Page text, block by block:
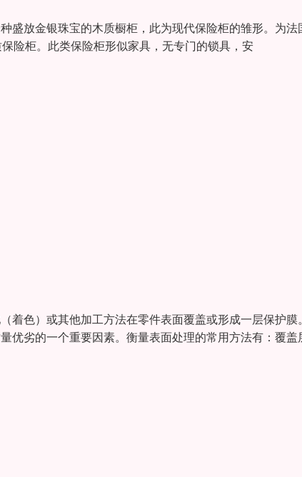
盛放金银珠宝的木质橱柜，此为现代保险柜的雏形。为法
险柜。此类保险柜形似家具，无专门的锁具，安
着色）或其他加工方法在零件表面覆盖或形成一层保护膜
优劣的一个重要因素。衡量表面处理的常用方法有：覆盖